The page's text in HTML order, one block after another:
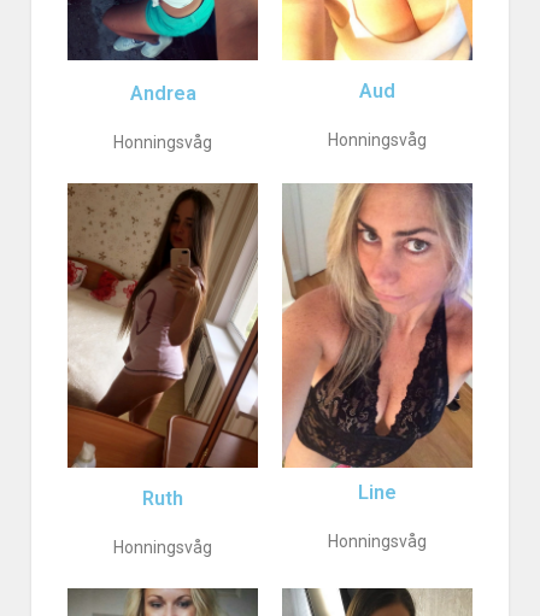
Andrea
Honningsvåg
Aud
Honningsvåg
Ruth
Honningsvåg
Line
Honningsvåg